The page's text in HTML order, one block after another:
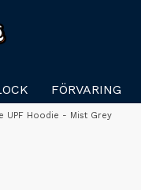
FÖRVARING
UPF Hoodie - Mist Grey